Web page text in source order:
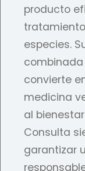
producto
especies.
convierte
medicina
al
Consulta
garantizar